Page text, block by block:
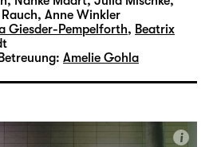
Anne Winkler
Giesder-Pempelforth, Beatrix
Amelie Gohla
i